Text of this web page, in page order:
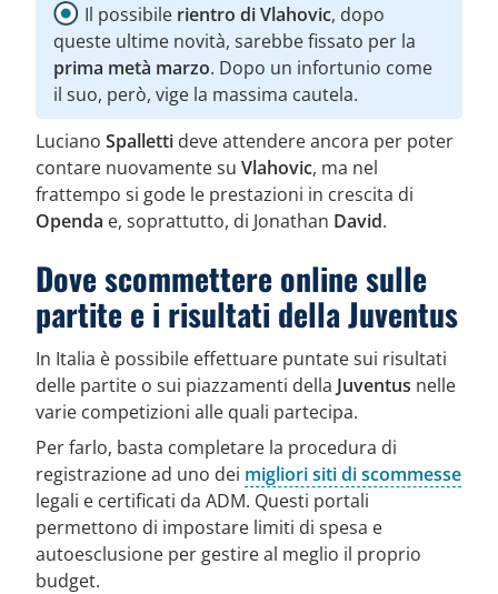
Il possibile rientro di Vlahovic, dopo
queste ultime novità, sarebbe fissato per la
prima metà marzo. Dopo un infortunio come
il suo, però, vige la massima cautela.
Luciano Spalletti deve attendere ancora per poter
contare nuovamente su Vlahovic, ma nel
frattempo si gode le prestazioni in crescita di
Openda e, soprattutto, di Jonathan David.
Dove scommettere online sulle
partite e i risultati della Juventus
In Italia è possibile effettuare puntate sui risultati
delle partite o sui piazzamenti della Juventus nelle
varie competizioni alle quali partecipa.
Per farlo, basta completare la procedura di
registrazione ad uno dei migliori siti di scommesse
legali e certificati da ADM. Questi portali
permettono di impostare limiti di spesa e
autoesclusione per gestire al meglio il proprio
budget.